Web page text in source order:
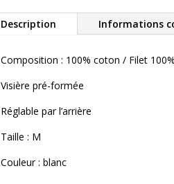
Description Informations
Composition : 100% coton / Filet
Visière pré-formée
Réglable par l’arrière
Taille : M
Couleur : blanc